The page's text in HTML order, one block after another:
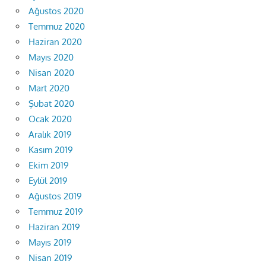
Ağustos 2020
Temmuz 2020
Haziran 2020
Mayıs 2020
Nisan 2020
Mart 2020
Şubat 2020
Ocak 2020
Aralık 2019
Kasım 2019
Ekim 2019
Eylül 2019
Ağustos 2019
Temmuz 2019
Haziran 2019
Mayıs 2019
Nisan 2019